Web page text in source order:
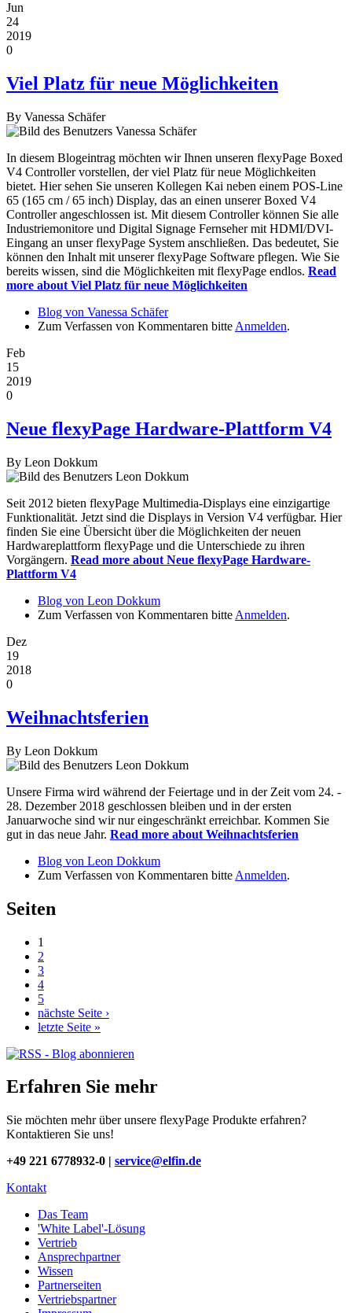
Jun
24
2019
0
Viel Platz für neue Möglichkeiten
By Vanessa Schäfer
In diesem Blogeintrag möchten wir Ihnen unseren flexyPage Boxed
V4 Controller vorstellen, der viel Platz für neue Möglichkeiten
bietet. Hier sehen Sie unseren Kollegen Kai neben einem POS-Line
65 (165 cm / 65 inch) Display, das an einen unserer Boxed V4
Controller angeschlossen ist. Mit diesem Controller können Sie alle
Industriemonitore und Digital Signage Fernseher mit HDMI/DVI-
Eingang an unser flexyPage System anschließen. Das bedeutet, Sie
können den Inhalt mit unserer flexyPage Software pflegen. Wie Sie
bereits wissen, sind die Möglichkeiten mit flexyPage endlos. Read
more about Viel Platz für neue Möglichkeiten
Blog von Vanessa Schäfer
Zum Verfassen von Kommentaren bitte Anmelden.
Feb
15
2019
0
Neue flexyPage Hardware-Plattform V4
By Leon Dokkum
Seit 2012 bieten flexyPage Multimedia-Displays eine einzigartige
Funktionalität. Jetzt sind die Displays in Version V4 verfügbar. Hier
finden Sie eine Übersicht über die Möglichkeiten der neuen
Hardwareplattform flexyPage und die Unterschiede zu ihren
Vorgängern. Read more about Neue flexyPage Hardware-
Plattform V4
Blog von Leon Dokkum
Zum Verfassen von Kommentaren bitte Anmelden.
Dez
19
2018
0
Weihnachtsferien
By Leon Dokkum
Unsere Firma wird während der Feiertage und in der Zeit vom 24. -
28. Dezember 2018 geschlossen bleiben und in der ersten
Januarwoche sind wir nur eingeschränkt erreichbar. Kommen Sie
gut in das neue Jahr. Read more about Weihnachtsferien
Blog von Leon Dokkum
Zum Verfassen von Kommentaren bitte Anmelden.
Seiten
1
2
3
4
5
nächste Seite ›
letzte Seite »
Erfahren Sie mehr
Sie möchten mehr über unsere flexyPage Produkte erfahren?
Kontaktieren Sie uns!
+49 221 6778932-0 | service@elfin.de
Kontakt
Das Team
'White Label'-Lösung
Vertrieb
Ansprechpartner
Wissen
Partnerseiten
Vertriebspartner